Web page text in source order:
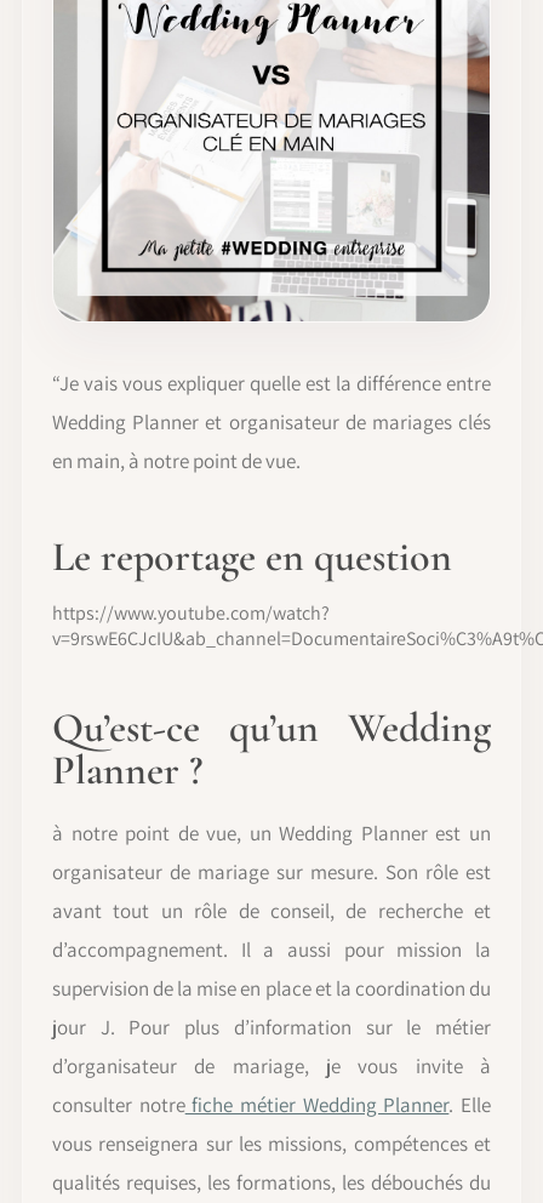
“Je vais vous expliquer quelle est la différence entre
Wedding Planner et organisateur de mariages clés
en main, à notre point de vue.
Le reportage en question
https://www.youtube.com/watch?
Qu’est-ce qu’un Wedding
Planner ?
à notre point de vue, un Wedding Planner est un
organisateur de mariage sur mesure. Son rôle est
avant tout un rôle de conseil, de recherche et
d’accompagnement. Il a aussi pour mission la
supervision de la mise en place et la coordination du
jour J. Pour plus d’information sur le métier
d’organisateur de mariage, je vous invite à
consulter notrefiche métier Wedding Planner. Elle
vous renseignera sur les missions, compétences et
qualités requises, les formations, les débouchés du